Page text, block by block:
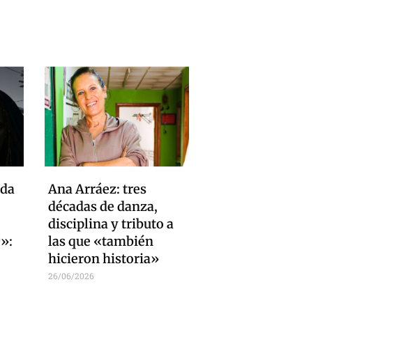
Ana Arráez: tres
décadas de danza,
disciplina y tributo a
las que «también
hicieron historia»
26/06/2026